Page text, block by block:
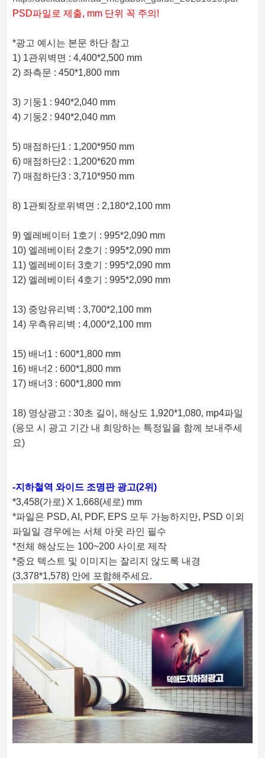
PSD파일로 제출, mm 단위 꼭 주의!
*광고 예시는 본문 하단 참고
1) 1관위벽면 : 4,400*2,500 mm
2) 좌측문 : 450*1,800 mm
3) 기둥1 : 940*2,040 mm
4) 기둥2 : 940*2,040 mm
5) 매점하단1 : 1,200*950 mm
6) 매점하단2 : 1,200*620 mm
7) 매점하단3 : 3,710*950 mm
8) 1관퇴장로위벽면 : 2,180*2,100 mm
9) 엘레베이터 1호기 : 995*2,090 mm
10) 엘레베이터 2호기 : 995*2,090 mm
11) 엘레베이터 3호기 : 995*2,090 mm
12) 엘레베이터 4호기 : 995*2,090 mm
13) 중앙유리벽 : 3,700*2,100 mm
14) 우측유리벽 : 4,000*2,100 mm
15) 배너1 : 600*1,800 mm
16) 배너2 : 600*1,800 mm
17) 배너3 : 600*1,800 mm
18) 영상광고 : 30초 길이, 해상도 1,920*1,080, mp4파일
(응모 시 광고 기간 내 희망하는 특정일을 함께 보내주세
요)
-지하철역 와이드 조명판 광고(2위)
*3,458(가로) X 1,668(세로) mm
*파일은 PSD, AI, PDF, EPS 모두 가능하지만, PSD 이외
파일일 경우에는 서체 아웃 라인 필수
*전체 해상도는 100~200 사이로 제작
*중요 텍스트 및 이미지는 잘리지 않도록 내경
(3,378*1,578) 안에 포함해주세요.